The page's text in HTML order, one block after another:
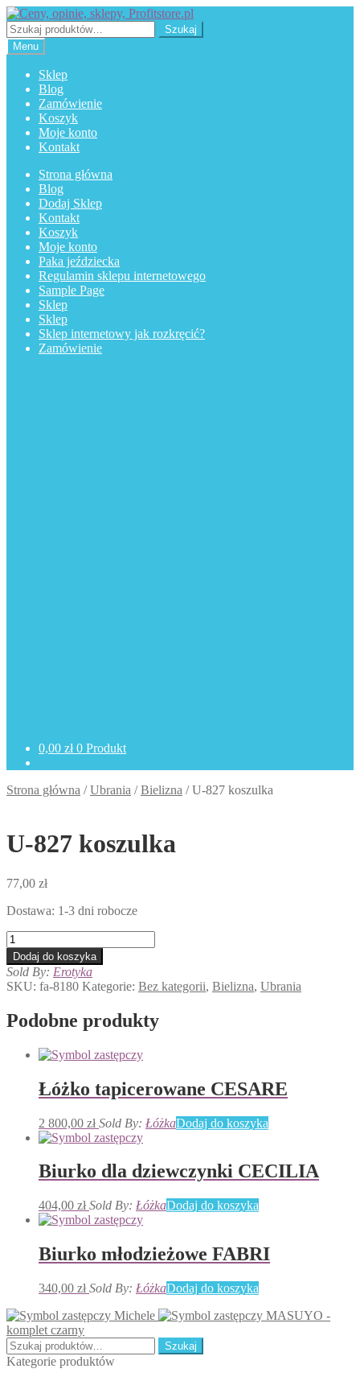
Przejdź
do
nawigacji
Przejdź
do
treści
Szukaj:
Szukaj
Menu
Sklep
Blog
Zamówienie
Koszyk
Moje konto
Kontakt
Strona główna
Blog
Dodaj Sklep
Kontakt
Koszyk
Moje konto
Paka jeździecka
Regulamin sklepu internetowego
Sample Page
Sklep
Sklep
Sklep internetowy jak rozkręcić?
Zamówienie
0,00 zł 0 Produkt
Strona główna /Ubrania /Bielizna /U-827 koszulka
U-827 koszulka
77,00 zł
Dostawa: 1-3 dni robocze
ilość
U-
827
koszulka
Dodaj do koszyka
Sold By: Erotyka
SKU: fa-8180 Kategorie: Bez kategorii, Bielizna, Ubrania
Podobne produkty
Łóżko tapicerowane CESARE
2 800,00 zł Sold By: ŁóżkaDodaj do koszyka
Biurko dla dziewczynki CECILIA
404,00 zł Sold By: ŁóżkaDodaj do koszyka
Biurko młodzieżowe FABRI
340,00 zł Sold By: ŁóżkaDodaj do koszyka
Michele
MASUYO -
komplet czarny
Szukaj:
Szukaj
Kategorie produktów